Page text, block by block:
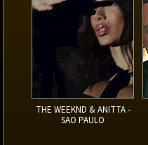
THE WEEKND & ANITTA -
SAO PAULO